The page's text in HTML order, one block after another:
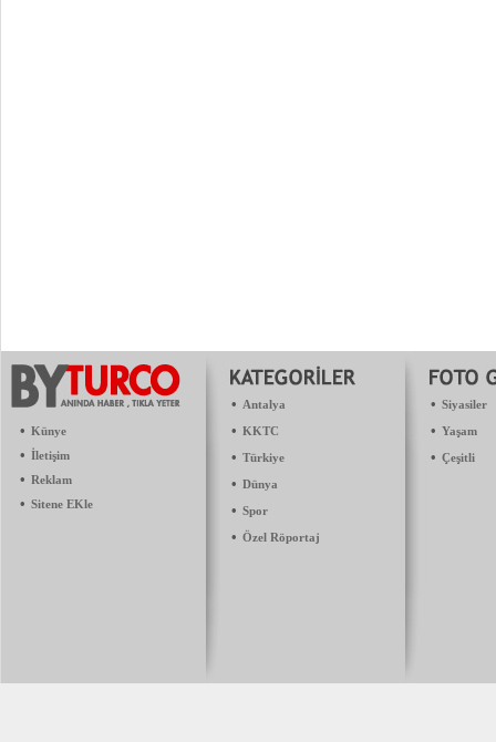
• Künye
• İletişim
• Reklam
• Sitene EKle
• Antalya
• KKTC
• Türkiye
• Dünya
• Spor
• Özel Röportaj
• Siyasiler
• Yaşam
• Çeşitli